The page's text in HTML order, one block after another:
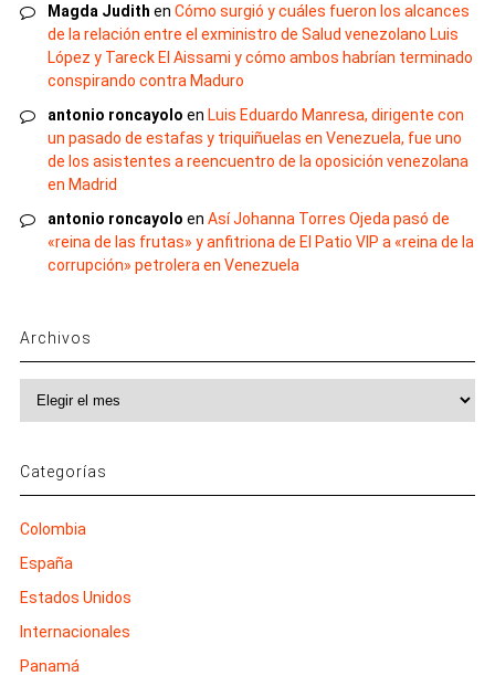
Magda Judith en Cómo surgió y cuáles fueron los alcances
de la relación entre el exministro de Salud venezolano Luis
López y Tareck El Aissami y cómo ambos habrían terminado
conspirando contra Maduro
antonio roncayolo en Luis Eduardo Manresa, dirigente con
un pasado de estafas y triquiñuelas en Venezuela, fue uno
de los asistentes a reencuentro de la oposición venezolana
en Madrid
antonio roncayolo en Así Johanna Torres Ojeda pasó de
«reina de las frutas» y anfitriona de El Patio VIP a «reina de la
corrupción» petrolera en Venezuela
Archivos
Categorías
Colombia
España
Estados Unidos
Internacionales
Panamá